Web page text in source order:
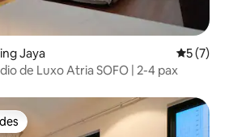
Jaya 5 de
5 (7)
de Luxo Atria SOFO | 2-4 pax